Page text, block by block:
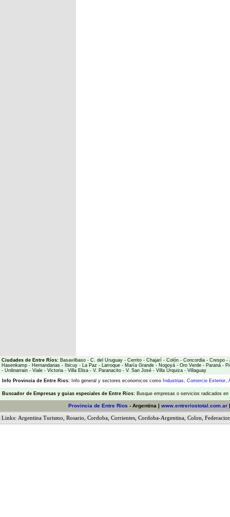
Ciudades de Entre Ríos: Basavilbaso - C. del Uruguay - Cerrito - Chajarí - Colón - Concordia - Crespo -
Hasenkamp - Hernandarias - Ibicuy - La Paz - Larroque - María Grande - Nogoyá - Oro Verde - Paraná -
- Urdinarrain - Viale - Victoria - Villa Elisa - V. Paranacito - V. San José - Villa Urquiza - Villaguay
Info Provincia de Entre Rios: Info general y sectores economicos como Industrias, Comercio Exterior,
Buscador de Empresas y guias especiales de Entre Rios: Busque empresas o servicios radicados
Provincia de Entre Rios - Argentina | www.entreriostotal.com.ar
Links: Argentina Turismo Rosario Cordoba Corrientes Cordoba-Argentina Colon